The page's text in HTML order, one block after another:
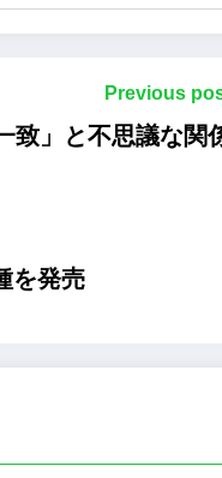
Previous
致」と不思議な関
を発売